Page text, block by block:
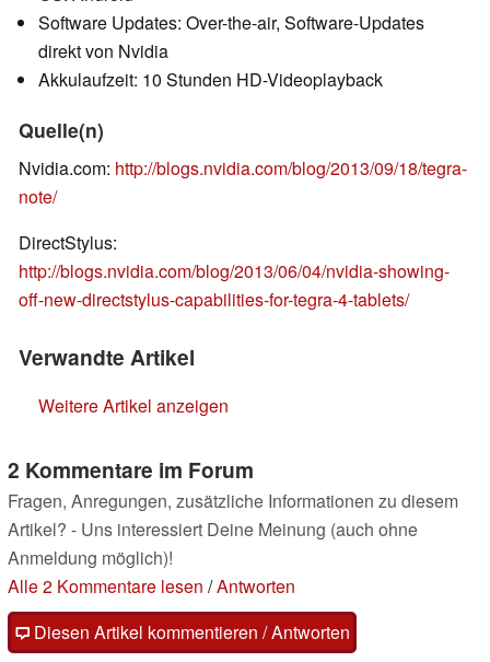
Software Updates: Over-the-air, Software-Updates
direkt von Nvidia
Akkulaufzeit: 10 Stunden HD-Videoplayback
Quelle(n)
Nvidia.com: http://blogs.nvidia.com/blog/2013/09/18/tegra-
note/
DirectStylus:
http://blogs.nvidia.com/blog/2013/06/04/nvidia-showing-
off-new-directstylus-capabilities-for-tegra-4-tablets/
Verwandte Artikel
Weitere Artikel anzeigen
2 Kommentare im Forum
Fragen, Anregungen, zusätzliche Informationen zu diesem
Artikel? - Uns interessiert Deine Meinung (auch ohne
Anmeldung möglich)!
Alle 2 Kommentare lesen /Antworten
Diesen Artikel kommentieren / Antworten